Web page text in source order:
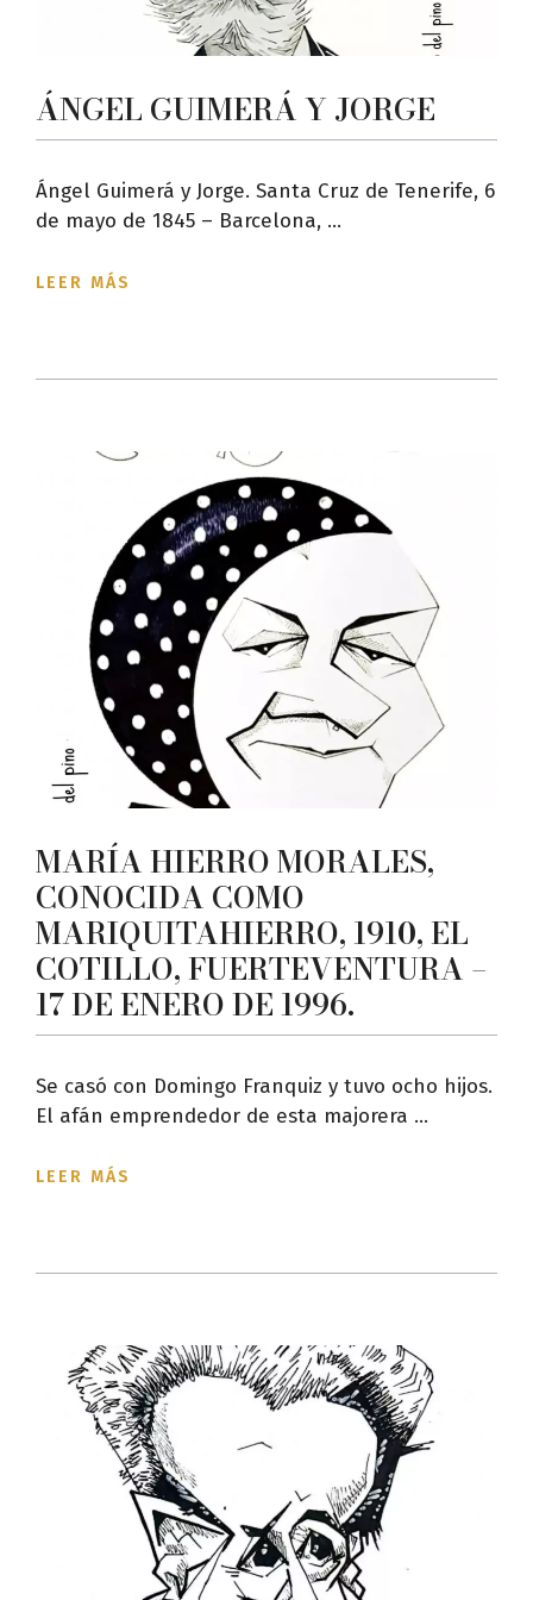
ÁNGEL GUIMERÁ Y JORGE
Ángel Guimerá y Jorge. Santa Cruz de Tenerife, 6
de mayo de 1845 – Barcelona, ...
LEER MÁS
MARÍA HIERRO MORALES,
CONOCIDA COMO
MARIQUITAHIERRO, 1910, EL
COTILLO, FUERTEVENTURA –
17 DE ENERO DE 1996.
Se casó con Domingo Franquiz y tuvo ocho hijos.
El afán emprendedor de esta majorera ...
LEER MÁS